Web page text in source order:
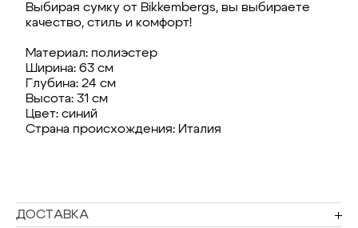
Выбирая сумку от Bikkembergs, вы выбираете
качество, стиль и комфорт!
Материал: полиэстер
Ширина: 63 см
Глубина: 24 см
Высота: 31 см
Цвет: синий
Страна происхождения: Италия
ДОСТАВКА